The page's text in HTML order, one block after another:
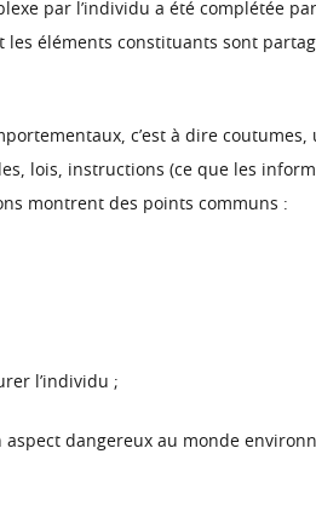
par l’individu a été complétée
éléments constituants sont
c’est à dire coutumes,
lois, instructions (ce que les
montrent des points communs :
l’individu ;
dangereux au monde